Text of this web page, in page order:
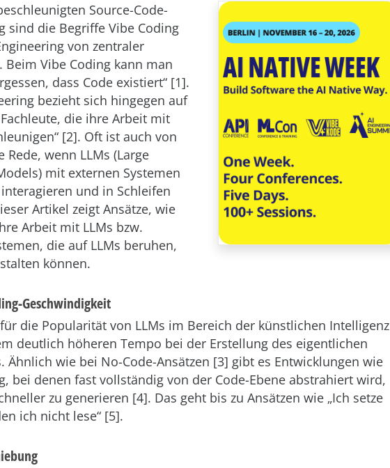
Source-Code-
sind die Begriffe Vibe Coding
von zentraler
Beim Vibe Coding kann man
dass Code existiert“ [1].
bezieht sich hingegen auf
die ihre Arbeit mit
[2]. Oft ist auch von
Rede, wenn LLMs (Large
mit externen Systemen
und in Schleifen
Artikel zeigt Ansätze, wie
Arbeit mit LLMs bzw.
die auf LLMs beruhen,
können.
Geschwindigkeit
die Popularität von LLMs im Bereich der künstlichen Intelligenz
deutlich höheren Tempo bei der Erstellung des eigentlichen
Ähnlich wie bei No-Code-Ansätzen [3] gibt es Entwicklungen wie
bei denen fast vollständig von der Code-Ebene abstrahiert wird,
zu generieren [4]. Das geht bis zu Ansätzen wie „Ich setze
ich nicht lese“ [5].